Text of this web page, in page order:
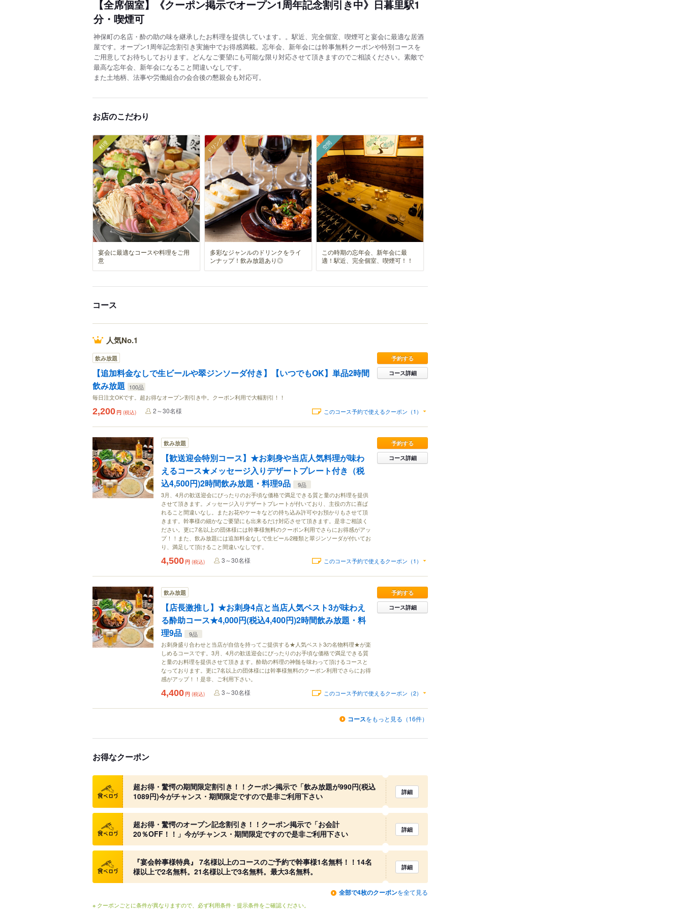
【全席個室】《クーポン掲示でオープン1周年記念割引き中》日暮里駅1
分・喫煙可
神保町の名店・酔の助の味を継承したお料理を提供しています。。駅近、完全個室、喫煙可と宴会に最適な居酒
屋です。オープン1周年記念割引き実施中でお得感満載。忘年会、新年会には幹事無料クーポンや特別コースを
ご用意してお待ちしております。どんなご要望にも可能な限り対応させて頂きますのでご相談ください。素敵で
最高な忘年会、新年会になること間違いなしです。
また土地柄、法事や労働組合の会合後の懇親会も対応可。
お店のこだわり
料理
宴会に最適なコースや料理をご用
意
ドリンク
多彩なジャンルのドリンクをライ
ンナップ！飲み放題あり◎
空間
この時期の忘年会、新年会に最
適！駅近、完全個室、喫煙可！！
コース
人気No.1
飲み放題
【追加料金なしで生ビールや翠ジンソーダ付き】【いつでもOK】単品2時間
飲み放題
100品
毎日注文OKです。超お得なオープン割引き中。クーポン利用で大幅割引！！
予約する
コース詳細
2,200 円 (税込) 2～30名様 このコース予約で使えるクーポン（1）
飲み放題
【歓送迎会特別コース】★お刺身や当店人気料理が味わ
えるコース★メッセージ入りデザートプレート付き（税
込4,500円)2時間飲み放題・料理9品
9品
3月、4月の歓送迎会にぴったりのお手頃な価格で満足できる質と量のお料理を提供
させて頂きます。メッセージ入りデザートプレートが付いており、主役の方に喜ば
れること間違いなし。またお花やケーキなどの持ち込み許可やお預かりもさせて頂
きます。幹事様の細かなご要望にも出来るだけ対応させて頂きます。是非ご相談く
ださい。更に7名以上の団体様には幹事様無料のクーポン利用でさらにお得感がアッ
プ！！また、飲み放題には追加料金なしで生ビール2種類と翠ジンソーダが付いてお
り、満足して頂けること間違いなしです。
予約する
コース詳細
4,500 円 (税込) 3～30名様 このコース予約で使えるクーポン（1）
飲み放題
【店長激推し】★お刺身4点と当店人気ベスト3が味わえ
る酔助コース★4,000円(税込4,400円)2時間飲み放題・料
理9品
9品
お刺身盛り合わせと当店が自信を持ってご提供する★人気ベスト3の名物料理★が楽
しめるコースです。3月、4月の歓送迎会にぴったりのお手頃な価格で満足できる質
と量のお料理を提供させて頂きます。酔助の料理の神髄を味わって頂けるコースと
なっております。更に7名以上の団体様には幹事様無料のクーポン利用でさらにお得
感がアップ！！是非、ご利用下さい。
予約する
コース詳細
4,400 円 (税込) 3～30名様 このコース予約で使えるクーポン（2）
コースをもっと見る（16件）
お得なクーポン
クーポン
超お得・驚愕の期間限定割引き！！クーポン掲示で「飲み放題が990円(税込
1089円)今がチャンス・期間限定ですので是非ご利用下さい
詳細
クーポン
超お得・驚愕のオープン記念割引き！！クーポン掲示で「お会計
20％OFF！！」今がチャンス・期間限定ですので是非ご利用下さい
詳細
クーポン
『宴会幹事様特典』 7名様以上のコースのご予約で幹事様1名無料！！14名
様以上で2名無料。21名様以上で3名無料。最大3名無料。
詳細
全部で4枚のクーポンを全て見る
※ クーポンごとに条件が異なりますので、必ず利用条件・提示条件をご確認ください。